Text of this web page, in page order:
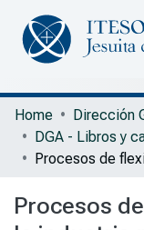
Communities &
All of Repository
Portal Biblioteca
Home
Procesos